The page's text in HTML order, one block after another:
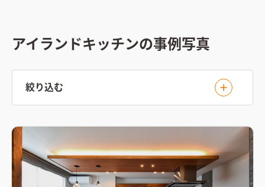
アイランドキッチンの事例写真
絞り込む